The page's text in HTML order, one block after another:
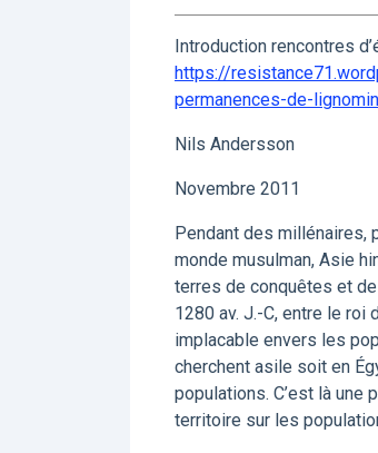
Introduction rencontres
https://
permanences-de-
Nils Andersson
Novembre 2011
Pendant des millénaires,
monde musulman, Asie
terres de conquêtes et
1280 av. J.-C, entre le roi
implacable envers les
cherchent asile soit en
populations. C’est là
territoire sur les